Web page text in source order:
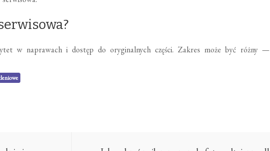
w naprawach i dostęp do oryginalnych części. Zakres może być różny —